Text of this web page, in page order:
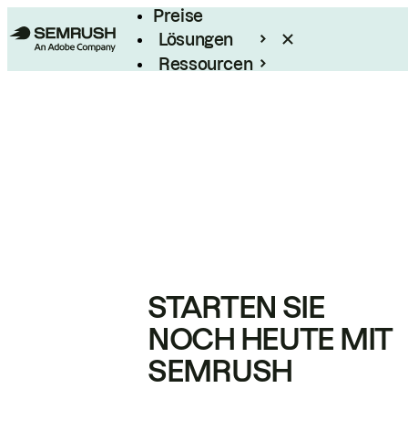
Preise
Lösungen
Ressourcen
STARTEN SIE
NOCH HEUTE MIT
SEMRUSH